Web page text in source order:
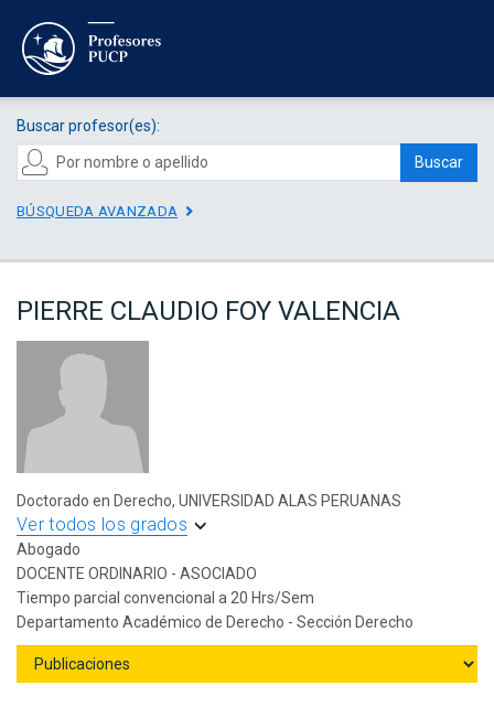
Buscar profesor(es):
Buscar
BÚSQUEDA AVANZADA
PIERRE CLAUDIO FOY VALENCIA
Doctorado en Derecho, UNIVERSIDAD ALAS PERUANAS
Ver todos los grados
Abogado
DOCENTE ORDINARIO - ASOCIADO
Tiempo parcial convencional a 20 Hrs/Sem
Departamento Académico de Derecho - Sección Derecho